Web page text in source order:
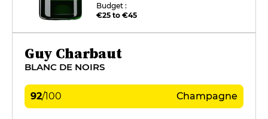
Budget :
€25 to €45
Guy Charbaut
BLANC DE NOIRS
92/100 Champagne